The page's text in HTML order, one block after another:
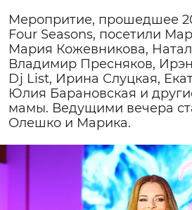
Меропритие, прошедшее
Four Seasons, посетили
Мария Кожевникова,
Владимир Пресняков,
Dj List, Ирина Слуцкая,
Юлия Барановская и
мамы. Ведущими вечера
Олешко и Марика.